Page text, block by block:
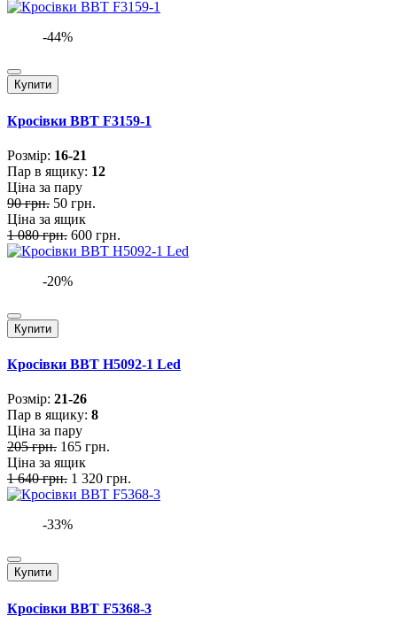
-44%
Купити
Кросівки BBT F3159-1
Розмiр: 16-21
Пар в ящику: 12
Ціна за пару
90 грн. 50 грн.
Ціна за ящик
1 080 грн. 600 грн.
-20%
Купити
Кросівки BBT H5092-1 Led
Розмiр: 21-26
Пар в ящику: 8
Ціна за пару
205 грн. 165 грн.
Ціна за ящик
1 640 грн. 1 320 грн.
-33%
Купити
Кросівки BBT F5368-3